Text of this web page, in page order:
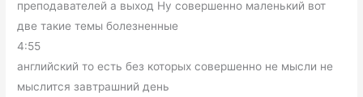
преподавателей а выход Ну совершенно маленький вот
две такие темы болезненные
4:55
английский то есть без которых совершенно не мысли не
мыслится завтрашний день